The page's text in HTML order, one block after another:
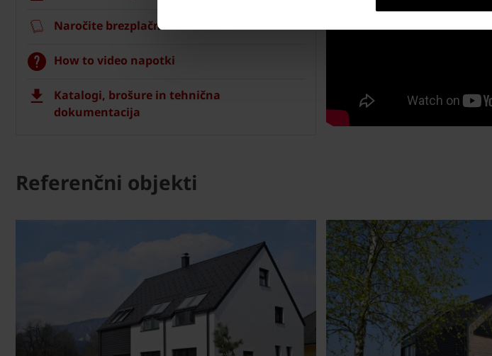
Naročite brezplačni vzorec strešnika
How to video napotki
Katalogi, brošure in tehnična
dokumentacija
Referenčni objekti